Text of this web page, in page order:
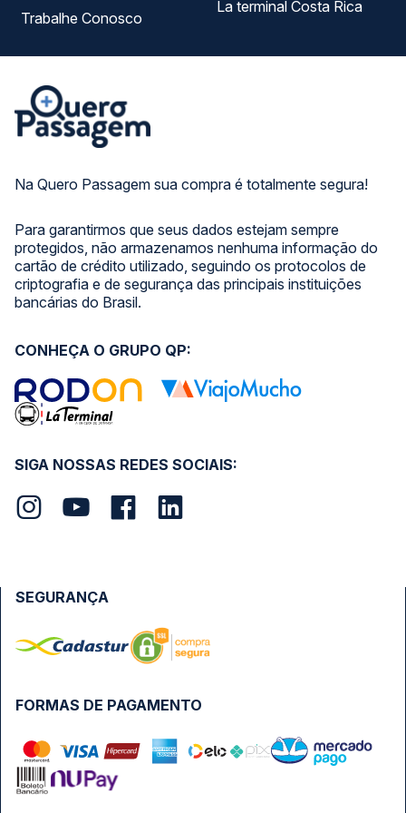
Na Quero Passagem sua compra é totalmente segura!
Para garantirmos que seus dados estejam sempre
protegidos, não armazenamos nenhuma informação do
cartão de crédito utilizado, seguindo os protocolos de
criptografia e de segurança das principais instituições
bancárias do Brasil.
Trabalhe Conosco
La terminal Costa Rica
SIGA NOSSAS REDES SOCIAIS:
CONHEÇA O GRUPO QP:
FORMAS DE PAGAMENTO
SEGURANÇA